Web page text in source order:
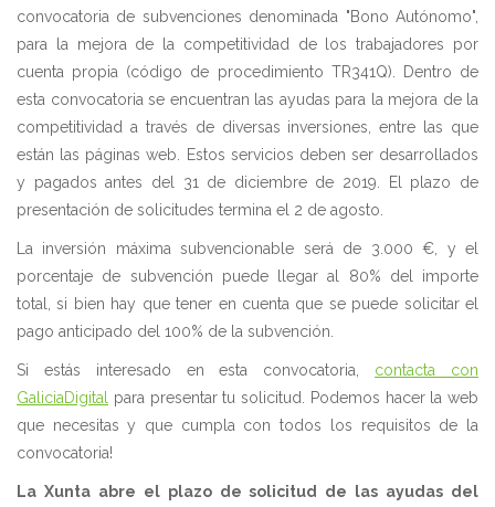
convocatoria de subvenciones denominada "Bono Autónomo",
para la mejora de la competitividad de los trabajadores por
cuenta propia (código de procedimiento TR341Q). Dentro de
esta convocatoria se encuentran las ayudas para la mejora de la
competitividad a través de diversas inversiones, entre las que
están las páginas web. Estos servicios deben ser desarrollados
y pagados antes del 31 de diciembre de 2019. El plazo de
presentación de solicitudes termina el 2 de agosto.
La inversión máxima subvencionable será de 3.000 €, y el
porcentaje de subvención puede llegar al 80% del importe
total, si bien hay que tener en cuenta que se puede solicitar el
pago anticipado del 100% de la subvención.
Si estás interesado en esta convocatoria, contacta con
GaliciaDigital para presentar tu solicitud. Podemos hacer la web
que necesitas y que cumpla con todos los requisitos de la
convocatoria!
La Xunta abre el plazo de solicitud de las ayudas del